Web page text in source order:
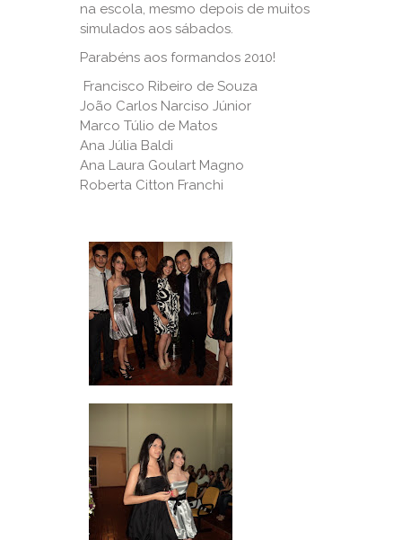
na escola, mesmo depois de muitos
simulados aos sábados.
Parabéns aos formandos 2010!
Francisco Ribeiro de Souza
João Carlos Narciso Júnior
Marco Túlio de Matos
Ana Júlia Baldi
Ana Laura Goulart Magno
Roberta Citton Franchi